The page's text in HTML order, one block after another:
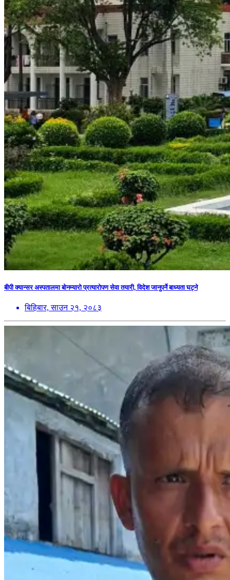
बीपी क्यान्सर अस्पतालमा बोनम्यारो प्रत्यारोपण सेवा तयारी, विदेश जानुपर्ने बाध्यता घट्ने
बिहिबार, साउन २१, २०८३